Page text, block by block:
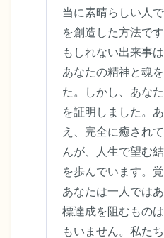
当に素晴らしい人
を創造した方法で
もしれない出来事
あなたの精神と魂
た。しかし、あな
を証明しました。
え、完全に癒され
んが、人生で望む
を歩んでいます。
あなたは一人では
標達成を阻むもの
もいません。私た